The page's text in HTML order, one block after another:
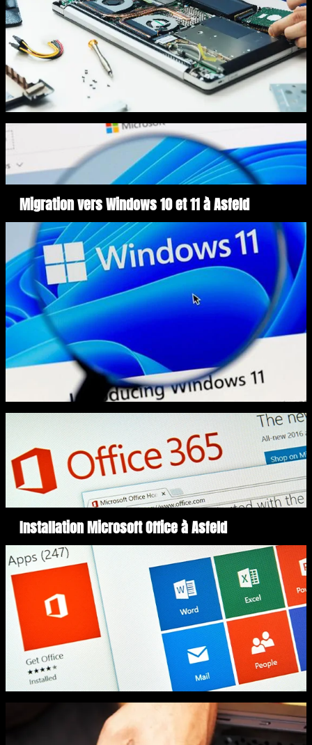
Migration vers Windows 10 et 11 à Asfeld
Installation Microsoft Office à Asfeld